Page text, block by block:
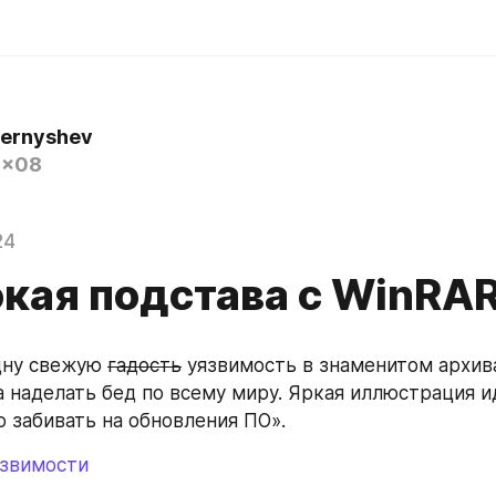
подстава с
свежую гадость уязвимость в знаменитом
наделать бед по всему миру. Яркая иллюстрация
забивать на обновления ПО».